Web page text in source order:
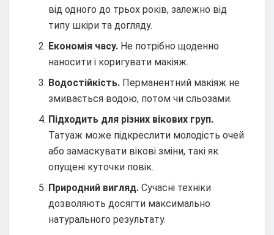
від одного до трьох років, залежно від
типу шкіри та догляду.
Економія часу. Не потрібно щоденно
наносити і коригувати макіяж.
Водостійкість. Перманентний макіяж не
змивається водою, потом чи сльозами.
Підходить для різних вікових груп.
Татуаж може підкреслити молодість очей
або замаскувати вікові зміни, такі як
опущені куточки повік.
Природний вигляд. Сучасні техніки
дозволяють досягти максимально
натурального результату.